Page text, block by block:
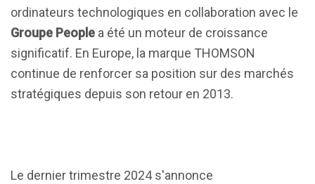
ordinateurs technologiques en collaboration avec le
Groupe People a été un moteur de croissance
significatif. En Europe, la marque THOMSON
continue de renforcer sa position sur des marchés
stratégiques depuis son retour en 2013.
Le dernier trimestre 2024 s'annonce